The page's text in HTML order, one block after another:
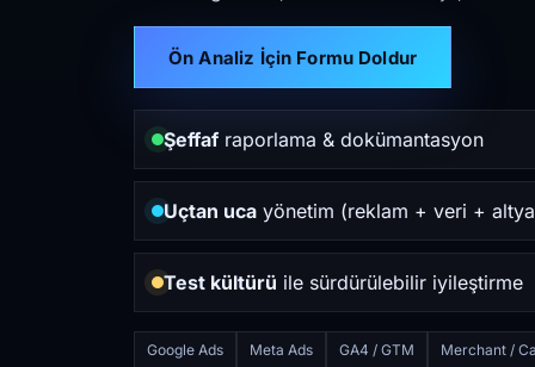
Ön Analiz İçin Formu Doldur
Şeffafraporlama & dokümantasyon
Uçtan uca yönetim (reklam + veri +
Test kültürü ile sürdürülebilir iyileştirme
Google Ads Meta Ads GA4 / GTM Merchant /